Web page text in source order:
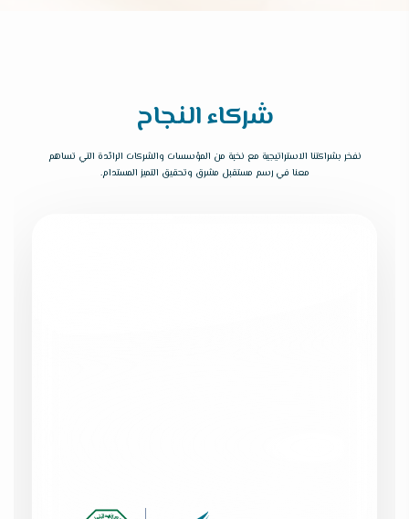
شركاء النجاح
نفخر بشراكتنا الاستراتيجية مع نخبة من المؤسسات والشركات الرائدة التي تساهم
معنا في رسم مستقبل مشرق وتحقيق التميز المستدام.